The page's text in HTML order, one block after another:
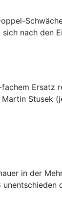
nach den
Ersatz
Stusek
in der